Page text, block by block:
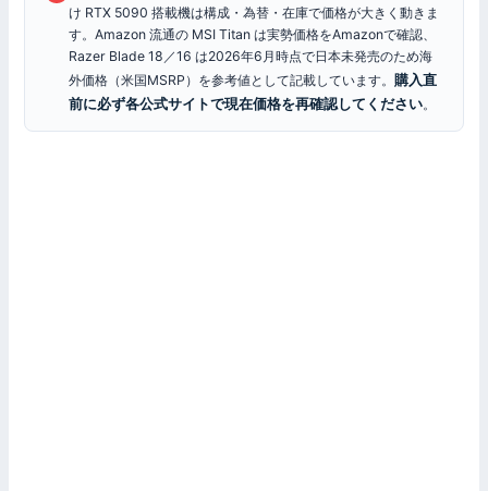
け RTX 5090 搭載機は構成・為替・在庫で価格が大きく動きま
す。Amazon 流通の MSI Titan は実勢価格をAmazonで確認、
Razer Blade 18／16 は2026年6月時点で日本未発売のため海
外価格（米国MSRP）を参考値として記載しています。購入直
前に必ず各公式サイトで現在価格を再確認してください。